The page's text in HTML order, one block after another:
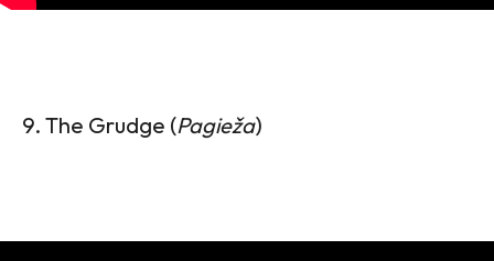
9. The Grudge (Pagieža)